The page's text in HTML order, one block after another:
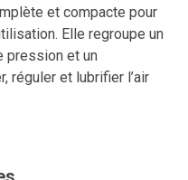
et compacte pour
Elle regroupe un
pression et un
réguler et lubrifier l’air